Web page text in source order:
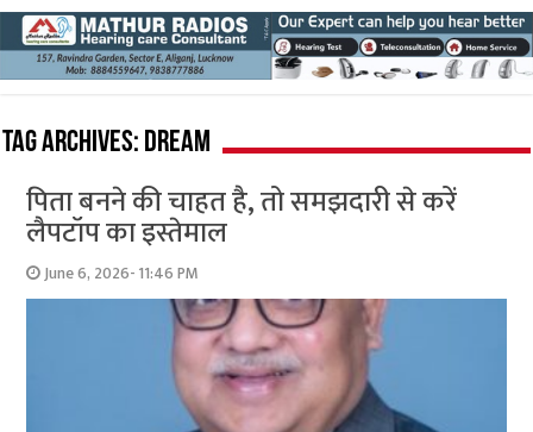
Tag Archives: dream
पिता बनने की चाहत है, तो समझदारी से करें
लैपटॉप का इस्तेमाल
June 6, 2026- 11:46 PM